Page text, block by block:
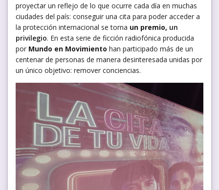
proyectar un reflejo de lo que ocurre cada día en muchas
ciudades del país: conseguir una cita para poder acceder a
la protección internacional se torna un premio, un
privilegio. En esta serie de ficción radiofónica producida
por Mundo en Movimiento han participado más de un
centenar de personas de manera desinteresada unidas por
un único objetivo: remover conciencias.